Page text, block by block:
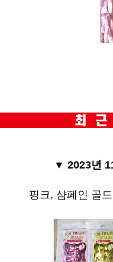
▼ 2023년
핑크, 샴페인 골